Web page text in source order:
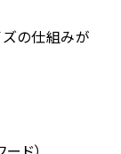
ズの仕組みが